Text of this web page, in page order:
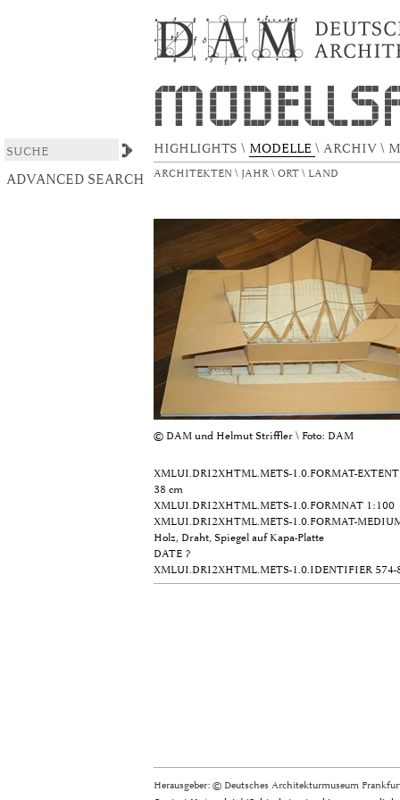
HIGHLIGHTS \ MODELLE \ ARCHIV \
ARCHITEKTEN \ JAHR \ ORT \ LAND
ADVANCED SEARCH
© DAM und Helmut Striffler \ Foto: DAM
XMLUI.DRI2XHTML.METS-1.0.FORMAT-EXTENT
38 cm
XMLUI.DRI2XHTML.METS-1.0.FORMNAT 1:100
XMLUI.DRI2XHTML.METS-1.0.FORMAT-
Holz, Draht, Spiegel auf Kapa-Platte
DATE ?
XMLUI.DRI2XHTML.METS-1.0.IDENTIFIER 574-
Herausgeber: © Deutsches Architekturmuseum